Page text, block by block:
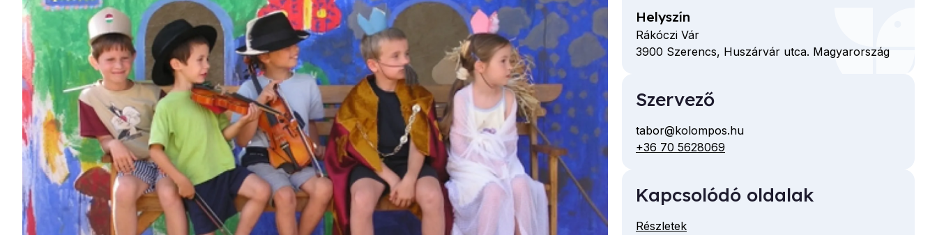
Helyszín
Rákóczi Vár
3900 Szerencs, Huszárvár utca. Magyarország
Szervező
E-
mail
tabor@kolompos.hu
Telefon
+36 70 5628069
Kapcsolódó oldalak
Részletek